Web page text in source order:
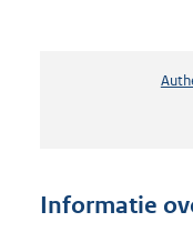
Informatie